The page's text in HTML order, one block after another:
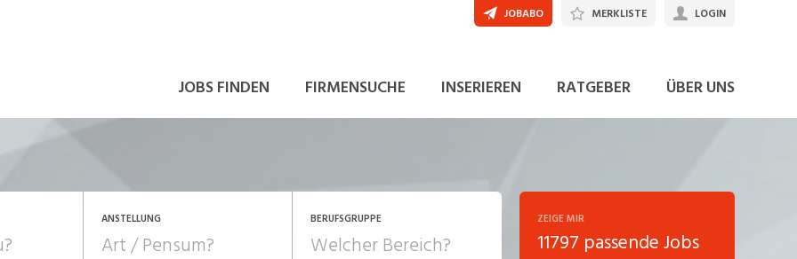
JOBS FINDEN FIRMENSUCHE INSERIEREN RATGEBER ÜBER UNS
JOBABO MERKLISTE LOGIN
ANSTELLUNG BERUFSGRUPPE ZEIGE MIR
11797 passende Jobs
JETZT BEWERBEN